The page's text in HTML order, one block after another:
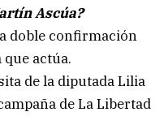
Ascúa?
doble confirmación
que actúa.
de la diputada Lilia
de La Libertad